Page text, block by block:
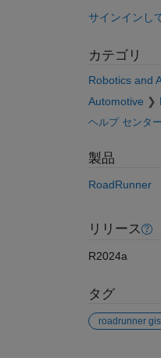
サインインし
カテゴリ
Robotics and
Automotive
ヘルプ センター
製品
RoadRunner
リリース
R2024a
タグ
roadrunner gis